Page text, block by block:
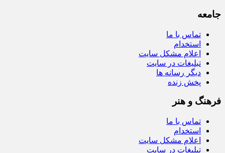
جامعه
تماس با ما
استخدام
اعلام مشکل سایت
تبلیغات در سایت
دیگر رسانه ها
پخش زنده
فرهنگ و هنر
تماس با ما
استخدام
اعلام مشکل سایت
تبلیغات در سایت